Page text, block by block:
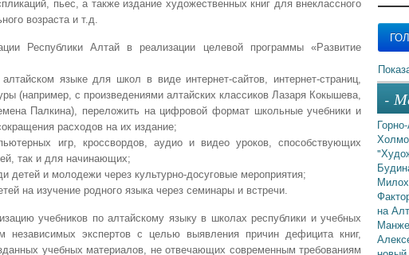
пьес, а также издание художественных книг для внеклассного
возраста и т.д.
Республики Алтай в реализации целевой программы «Развитие
языке для школ в виде интернет-сайтов, интернет-страниц,
(например, с произведениями алтайских классиков Лазаря Кокышева,
Палкина), переложить на цифровой формат школьные учебники и
расходов на их издание;
игр, кроссвордов, аудио и видео уроков, способствующих
так и для начинающих;
детей и молодежи через культурно-досуговые мероприятия;
на изучение родного языка через семинары и встречи.
учебников по алтайскому языку в школах республики и учебных
независимых экспертов с целью выявления причин дефицита книг,
учебных материалов, не отвечающих современным требованиям
-
на